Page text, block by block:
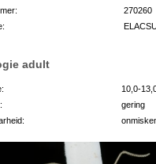
270260
adult
10,0-
gering